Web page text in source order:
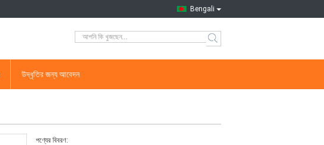
Bengali
উদ্ধৃতির জন্য আবেদন
পণ্যের বিবরণ: